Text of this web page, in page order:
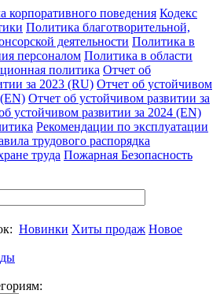
корпоративного поведения Кодекс
Политика благотворительной,
деятельности Политика в
персоналом Политика в области
политика Отчет об
за 2023 (RU) Отчет об устойчивом
Отчет об устойчивом развитии за
устойчивом развитии за 2024 (EN)
Рекомендации по эксплуатации
трудового распорядка
труда Пожарная Безопасность
Новинки Хиты продаж Новое